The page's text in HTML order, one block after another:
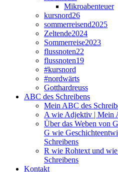
Mikroabenteuer
kursnord26
sommerreisend2025
Zeltende2024
Sommerreise2023
flussnoten22
flussnoten19
#kursnord
#nordwärts
Gotthardreuss
ABC des Schreibens
Mein ABC des
A wie Adjektiv | Mein
Über das Weben von
G wie
Schreibens
R wie Rohtext und
Schreibens
Kontakt